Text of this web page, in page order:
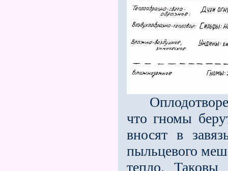
что гномы
вносят в
пыльцевого
тепло.